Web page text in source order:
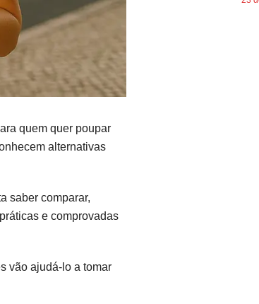
quem quer poupar
alternativas
saber comparar,
e comprovadas
vão ajudá-lo a tomar